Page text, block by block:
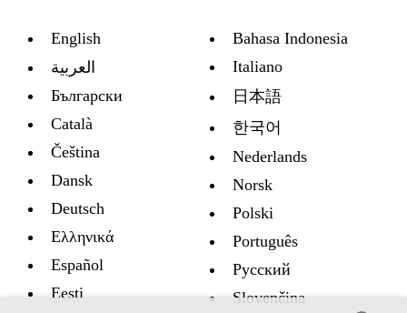
English
العربية
Български
Català
Čeština
Dansk
Deutsch
Ελληνικά
Español
Eesti
Bahasa Indonesia
Italiano
日本語
한국어
Nederlands
Norsk
Polski
Português
Русский
Slovenčina